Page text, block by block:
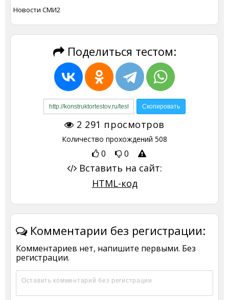
Новости СМИ2
Поделиться тестом:
2 291 просмотров
Количество прохождений 508
0 0
Вставить на сайт:
HTML-код
Комментарии без регистрации:
Комментариев нет, напишите первыми. Без
регистрации.